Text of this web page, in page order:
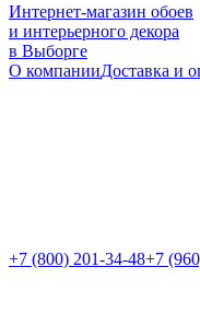
Интернет-магазин обоев
и интерьерного декора
в Выборге
О компанииДоставка и
+7 (800) 201-34-48+7